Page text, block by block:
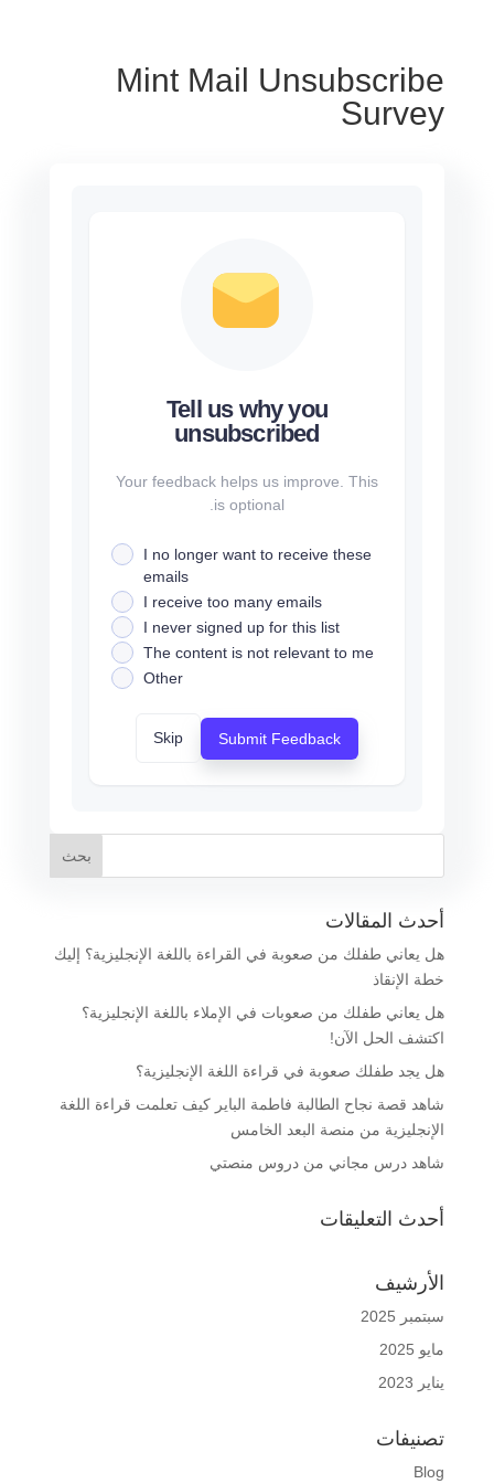
Mint Mail Unsubscribe
Survey
Tell us why you
unsubscribed
Your feedback helps us improve. This
is optional.
I no longer want to receive these
emails
I receive too many emails
I never signed up for this list
The content is not relevant to me
Other
Submit Feedback
Skip
أحدث المقالات
هل يعاني طفلك من صعوبة في القراءة باللغة الإنجليزية؟ إليك
خطة الإنقاذ
هل يعاني طفلك من صعوبات في الإملاء باللغة الإنجليزية؟
اكتشف الحل الآن!
هل يجد طفلك صعوبة في قراءة اللغة الإنجليزية؟
شاهد قصة نجاح الطالبة فاطمة الباير كيف تعلمت قراءة اللغة
الإنجليزية من منصة البعد الخامس
شاهد درس مجاني من دروس منصتي
أحدث التعليقات
الأرشيف
سبتمبر 2025
مايو 2025
يناير 2023
تصنيفات
Blog